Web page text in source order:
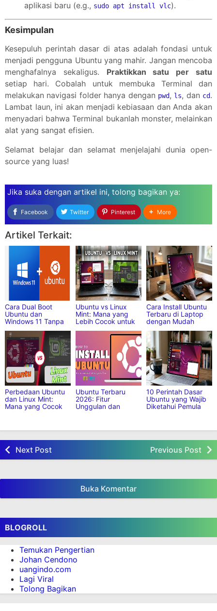
aplikasi baru (e.g., sudo apt install vlc).
Kesimpulan
Kesepuluh perintah dasar di atas adalah fondasi untuk
menjadi pengguna Ubuntu yang mahir. Jangan mencoba
menghafalnya sekaligus. Praktikkan satu per satu
setiap hari. Cobalah untuk membuka Terminal dan
melakukan navigasi folder hanya dengan pwd, ls, dan cd.
Lambat laun, ini akan menjadi kebiasaan dan Anda akan
menyadari bahwa Terminal bukanlah monster, melainkan
alat yang sangat efisien.
Selamat belajar dan selamat menjelajahi dunia open-
source yang luas!
Jika suka dengan artikel ini, tolong bagikan ya:
Facebook Twitter Pinterest More
Artikel Terkait:
Cara Dual Boot
Ubuntu dan
Windows 11 Tanpa
Ubuntu vs Linux
Mint: Mana yang
Lebih Cocok untuk
Cara Install Ubuntu
Terbaru di Laptop
dengan Mudah
Perbedaan Ubuntu
dan Linux Mint:
Mana yang Cocok
Ubuntu Terbaru
2026: Fitur
Unggulan dan
10 Perintah Dasar
Ubuntu yang Wajib
Diketahui Pemula
Next Post Previous Post
Buka Komentar
BLOGROLL
Temukan Pengertian
Johan Cendono
uangindo.com
Lagi Viral
Tolong Bagikan